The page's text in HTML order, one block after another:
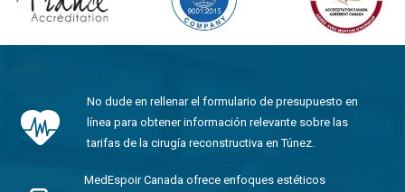
No dude en rellenar el formulario de presupuesto en
línea para obtener información relevante sobre las
tarifas de la cirugía reconstructiva en Túnez.
MedEspoir Canada ofrece enfoques estéticos